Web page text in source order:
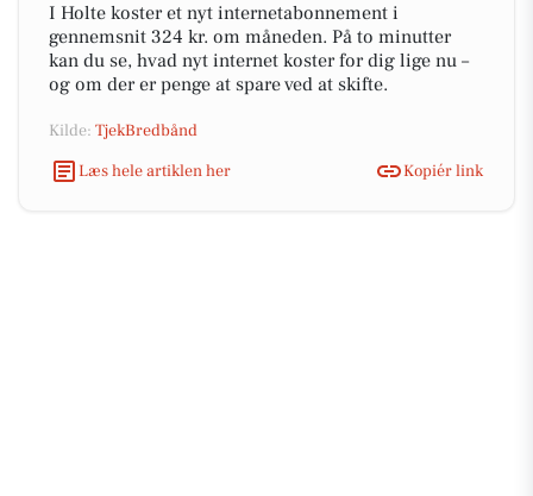
I Holte koster et nyt internetabonnement i
gennemsnit 324 kr. om måneden. På to minutter
kan du se, hvad nyt internet koster for dig lige nu –
og om der er penge at spare ved at skifte.
Kilde: TjekBredbånd
Læs hele artiklen her
Kopiér link